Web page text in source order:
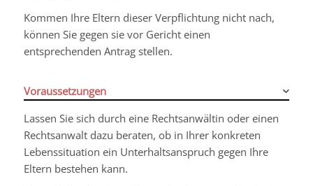
Kommen Ihre Eltern dieser Verpflichtung nicht nach,
können Sie gegen sie vor Gericht einen
entsprechenden Antrag stellen.
Voraussetzungen
Lassen Sie sich durch eine Rechtsanwältin oder einen
Rechtsanwalt dazu beraten, ob in Ihrer konkreten
Lebenssituation ein Unterhaltsanspruch gegen Ihre
Eltern bestehen kann.